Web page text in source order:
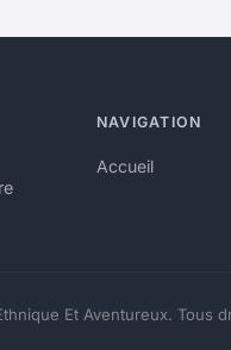
NAVIGATION
Accueil
Et Aventureux. Tous